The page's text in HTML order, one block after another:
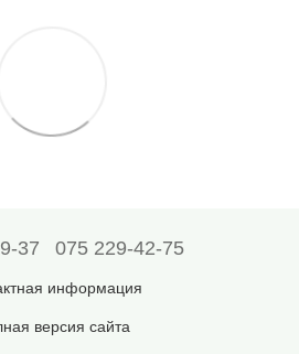
37 075 229-42-75
информация
версия сайта